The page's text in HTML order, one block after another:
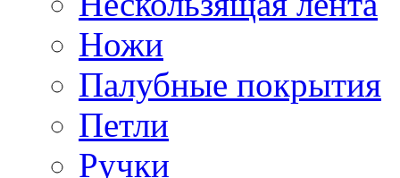
Ножи
Палубные покрытия
Петли
Ручки